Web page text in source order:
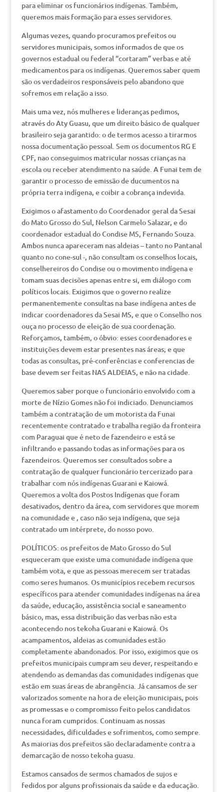
para eliminar os funcionários indígenas. Também,
queremos mais formação para esses servidores.
Algumas vezes, quando procuramos prefeitos ou
servidores municipais, somos informados de que os
governos estadual ou federal “cortaram” verbas e até
medicamentos para os indígenas. Queremos saber quem
são os verdadeiros responsáveis pelo abandono que
sofremos em relação a isso.
Mais uma vez, nós mulheres e lideranças pedimos,
através do Aty Guasu, que um direito básico de qualquer
brasileiro seja garantido: o de termos acesso a tirarmos
nossa documentação pessoal. Sem os documentos RG E
CPF, nao conseguimos matricular nossas crianças na
escola ou receber atendimento na saúde. A Funai tem de
garantir o processo de emissão de ducumentos na
própria terra indígena, e coibir a cobrança indevida.
Exigimos o afastamento do Coordenador geral da Sesai
do Mato Grosso do Sul, Nelson Carmelo Salazar, e do
coordenador estadual do Condise MS, Fernando Souza.
Ambos nunca apareceram nas aldeias – tanto no Pantanal
quanto no cone-sul -, não consultam os conselhos locais,
conselhereiros do Condise ou o movimento indígena e
tomam suas decisões apenas entre si, em diálogo com
políticos locais. Exigimos que o governo realize
permanentemente consultas na base indígena antes de
indicar coordenadores da Sesai MS, e que o Conselho nos
ouça no processo de eleição de sua coordenação.
Reforçamos, também, o óbvio: esses coordenadores e
instituições devem estar presentes nas áreas; e que
todas as consultas, pré-conferências e conferencias de
base devem ser feitas NAS ALDEIAS, e não na cidade.
Queremos saber porque o funcionário envolvido com a
morte de Nízio Gomes não foi indiciado. Denunciamos
também a contratação de um motorista da Funai
recentemente contratado e trabalha região da fronteira
com Paraguai que é neto de fazendeiro e está se
infiltrando e passando todas as informações para os
fazendeiros. Queremos ser consultados sobre a
contratação de qualquer funcionário tercerizado para
trabalhar com nós indígenas Guarani e Kaiowá.
Queremos a volta dos Postos Indígenas que foram
desativados, dentro da área, com servidores que morem
na comunidade e , caso não seja indígena, que seja
contratado um intérprete, do nosso povo.
POLÍTICOS: os prefeitos de Mato Grosso do Sul
esqueceram que existe uma comunidade indígena que
também vota, e que as pessoas merecem ser tratadas
como seres humanos. Os municípios recebem recursos
específicos para atender comunidades indígenas na área
da saúde, educação, assistência social e saneamento
básico, mas, essa distribuição das verbas não esta
acontecendo nos tekoha Guarani e Kaiowá. Os
acampamentos, aldeias as comunidades estão
completamente abandonados. Por isso, exigimos que os
prefeitos municipais cumpram seu dever, respeitando e
atendendo as demandas das comunidades indígenas que
estão em suas áreas de abrangência. Já cansamos de ser
valorizados somente na hora de eleição municipais, pois
as promessas e o compromisso feito pelos candidatos
nunca foram cumpridos. Continuam as nossas
necessidades, dificuldades e sofrimentos, como sempre.
As maiorias dos prefeitos são declaradamente contra a
demarcação de nosso tekoha guasu.
Estamos cansados de sermos chamados de sujos e
fedidos por alguns profissionais da saúde e da educação.